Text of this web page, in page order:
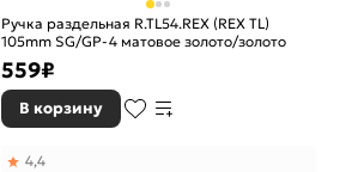
Ручка раздельная R.TL54.REX (REX TL)
105mm SG/GP-4 матовое золото/золото
559₽
В корзину
4,4